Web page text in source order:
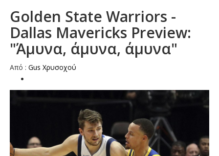
Golden State Warriors -
Dallas Mavericks Preview:
"Άμυνα, άμυνα, άμυνα"
Από : Gus Χρυσοχού